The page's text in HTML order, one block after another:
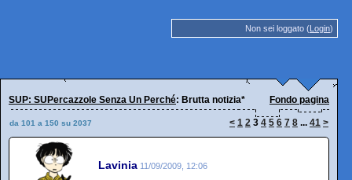
Non sei loggato (Login)
SUP: SUPercazzole Senza Un Perché: Brutta notizia* Fondo pagina
da 101 a 150 su 2037 < 1 2 3 4 5 6 7 8 ... 41 >
Lavinia 11/09/2009, 12:06